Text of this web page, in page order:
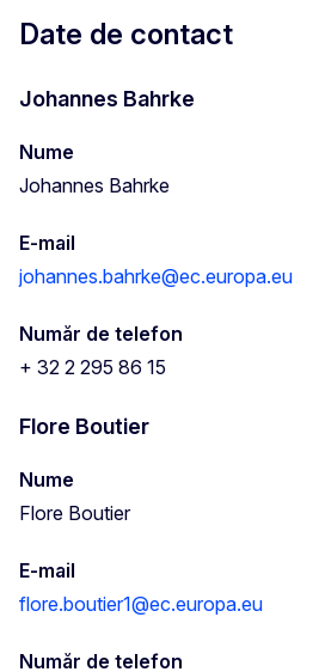
Date de contact
Johannes Bahrke
Nume
Johannes Bahrke
E-mail
johannes.bahrke@ec.europa.eu
Număr de telefon
+ 32 2 295 86 15
Flore Boutier
Nume
Flore Boutier
E-mail
flore.boutier1@ec.europa.eu
Număr de telefon